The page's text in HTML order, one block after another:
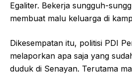
Egaliter. Bekerja sungguh-
membuat malu keluarga di
Dikesempatan itu, politisi PDI
melaporkan apa saja yang
duduk di Senayan. Terutama